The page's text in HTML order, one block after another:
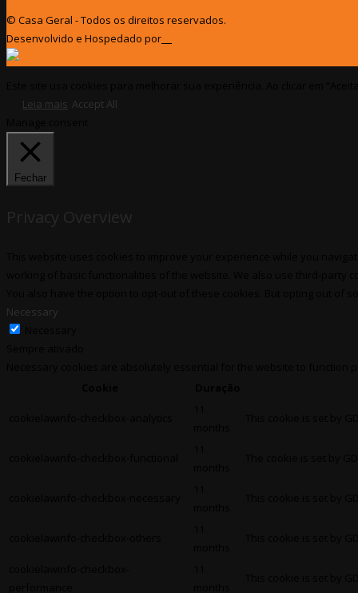
© Casa Geral - Todos os direitos reservados.
Desenvolvido e Hospedado por
Leia mais Accept All
Fechar
Privacy Overview
Necessary